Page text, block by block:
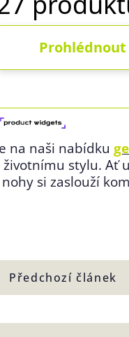
na naši nabídku
stylu. Ať
si zaslouží
Předchozí článek